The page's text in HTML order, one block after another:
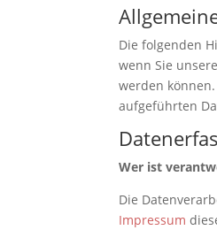
Die folgenden
wenn Sie
werden
aufgeführten
Wer ist
Die
Impressum